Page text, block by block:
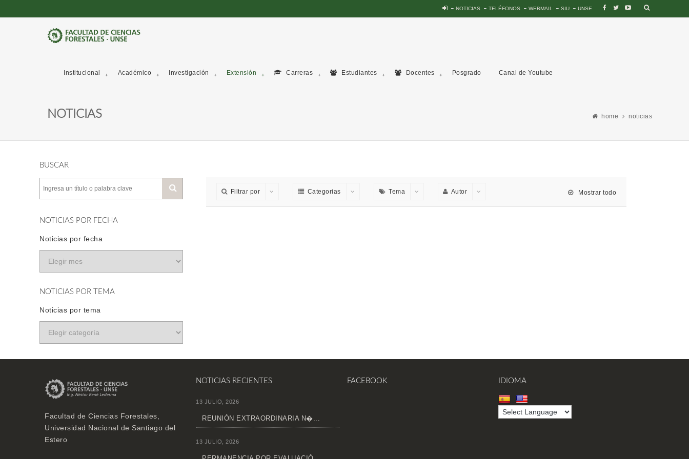
NOTICIAS TELÉFONOS WEBMAIL SIU UNSE
Institucional Académico Investigación Extensión Carreras Estudiantes Docentes Posgrado Canal de Youtube
NOTICIAS home noticias
BUSCAR
NOTICIAS POR FECHA
Noticias por fecha
NOTICIAS POR TEMA
Noticias por tema
Filtrar por Categorias Tema Autor Mostrar todo
Facultad de Ciencias Forestales,
Universidad Nacional de Santiago del
Estero
NOTICIAS RECIENTES
13 JULIO, 2026
REUNIÓN EXTRAORDINARIA N�...
13 JULIO, 2026
FACEBOOK IDIOMA